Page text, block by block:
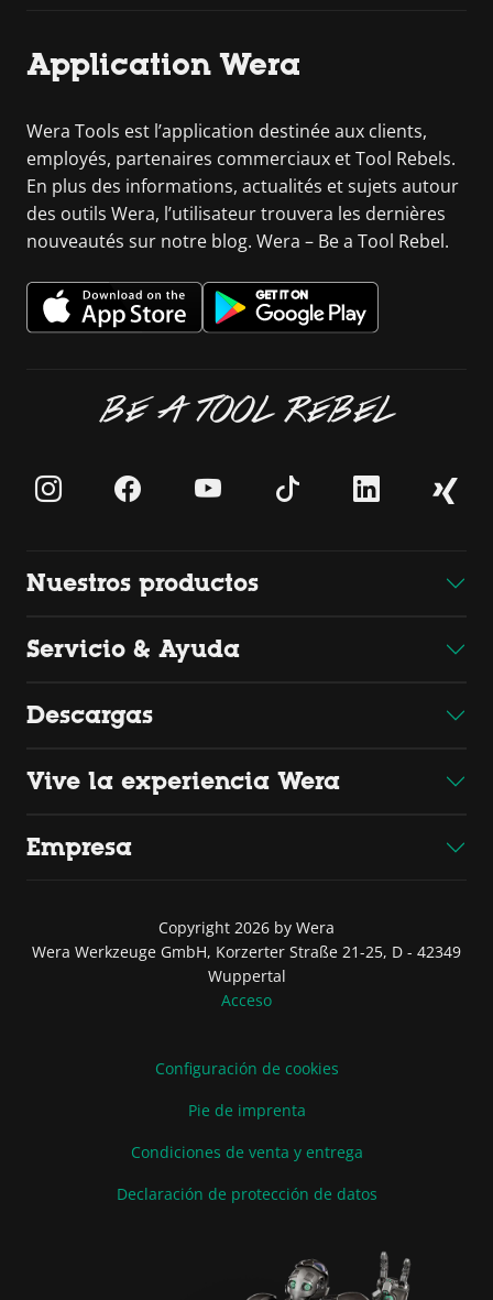
Application Wera
Wera Tools est l’application destinée aux clients,
employés, partenaires commerciaux et Tool Rebels.
En plus des informations, actualités et sujets autour
des outils Wera, l’utilisateur trouvera les dernières
nouveautés sur notre blog. Wera – Be a Tool Rebel.
BE A TOOL REBEL
Nuestros productos
Servicio & Ayuda
Descargas
Vive la experiencia Wera
Empresa
Copyright 2026 by Wera
Wera Werkzeuge GmbH, Korzerter Straße 21-25, D - 42349
Wuppertal
Acceso
Configuración de cookies
Pie de imprenta
Condiciones de venta y entrega
Declaración de protección de datos